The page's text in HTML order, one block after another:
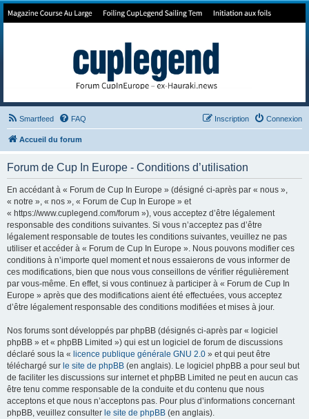
Forum de Cup In Europe
Smartfeed FAQ Connexion
Inscription
Accueil du forum
Forum de Cup In Europe - Conditions d’utilisation
En accédant à « Forum de Cup In Europe » (désigné ci-après par « nous »,
« notre », « nos », « Forum de Cup In Europe » et
« https://www.cuplegend.com/forum »), vous acceptez d’être légalement
responsable des conditions suivantes. Si vous n’acceptez pas d’être
légalement responsable de toutes les conditions suivantes, veuillez ne pas
utiliser et accéder à « Forum de Cup In Europe ». Nous pouvons modifier ces
conditions à n’importe quel moment et nous essaierons de vous informer de
ces modifications, bien que nous vous conseillons de vérifier régulièrement
par vous-même. En effet, si vous continuez à participer à « Forum de Cup In
Europe » après que des modifications aient été effectuées, vous acceptez
d’être légalement responsable des conditions modifiées et mises à jour.
Nos forums sont développés par phpBB (désignés ci-après par « logiciel
phpBB » et « phpBB Limited ») qui est un logiciel de forum de discussions
déclaré sous la « licence publique générale GNU 2.0 » et qui peut être
téléchargé sur le site de phpBB (en anglais). Le logiciel phpBB a pour seul but
de faciliter les discussions sur internet et phpBB Limited ne peut en aucun cas
être tenu comme responsable de la conduite et du contenu que nous
acceptons et que nous n’acceptons pas. Pour plus d’informations concernant
phpBB, veuillez consulter le site de phpBB (en anglais).